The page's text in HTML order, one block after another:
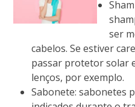
ser
cabelos. Se estiver
passar protetor solar
lenços, por exemplo.
Sabonete: sabonetes